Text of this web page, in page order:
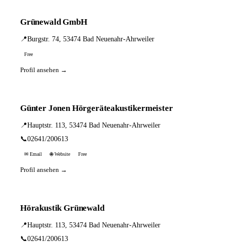
Grünewald GmbH
📍Burgstr. 74, 53474 Bad Neuenahr-Ahrweiler
Free
Profil ansehen →
Günter Jonen Hörgeräteakustikermeister
📍Hauptstr. 113, 53474 Bad Neuenahr-Ahrweiler
📞02641/200613
✉ Email 🌐 Website Free
Profil ansehen →
Hörakustik Grünewald
📍Hauptstr. 113, 53474 Bad Neuenahr-Ahrweiler
📞02641/200613